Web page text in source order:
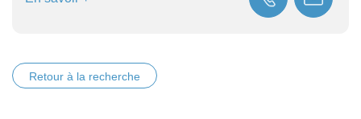
Retour à la recherche